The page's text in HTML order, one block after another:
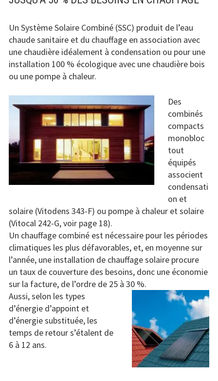
Gamme Vitocrosal chaudière GAZ sol à
condensation
Gamme Vitodens chaudières gaz murales ou sols à
condensation
condensation
Chauffage Bois
Le chauffage bois
Chaudière aux granulés
Plancher chauffant radiateur
Radiateurs nouvelle génération
Financement
Contact
Un Système Solaire Combiné (SSC) produit de l’eau
chaude sanitaire et du chauffage en association avec
une chaudière idéalement à condensation ou pour une
installation 100 % écologique avec une chaudière bois
ou une pompe à chaleur.
Des
combinés
compacts
monobloc
tout
équipés
associent
condensati
on et
solaire (Vitodens 343-F) ou pompe à chaleur et solaire
(Vitocal 242-G, voir page 18).
Un chauffage combiné est nécessaire pour les périodes
climatiques les plus défavorables, et, en moyenne sur
l’année, une installation de chauffage solaire procure
un taux de couverture des besoins, donc une économie
sur la facture, de l’ordre de 25 à 30 %.
Aussi, selon les types
d’énergie d’appoint et
d’énergie substituée, les
temps de retour s’étalent de
6 à 12 ans.